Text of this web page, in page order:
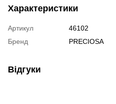
Характеристики
Артикул
46102
Бренд
PRECIOSA
Відгуки